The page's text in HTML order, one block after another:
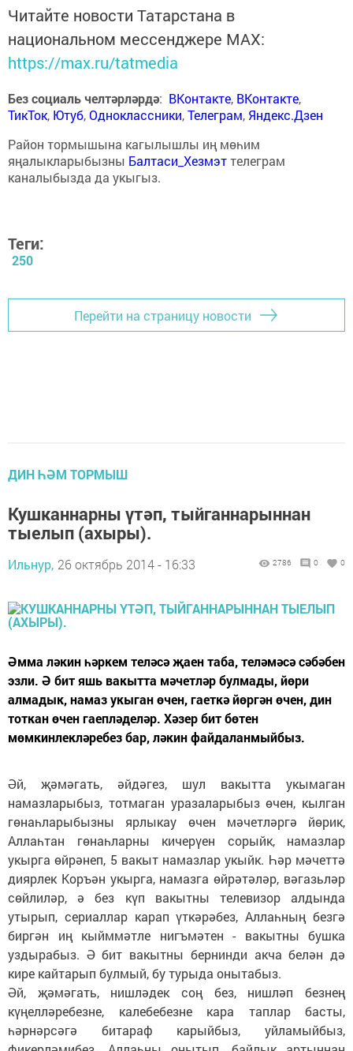
Читайте новости Татарстана в
национальном мессенджере MАХ:
https://max.ru/tatmedia
Без социаль челтәрләрдә: ВКонтакте, ВКонтакте,
ТикТок, Ютуб,Одноклассники,Телеграм, Яндекс.Дзен
Район тормышына кагылышлы иң мөһим
яңалыкларыбызны Балтаси_Хезмэттелеграм
каналыбызда да укыгыз.
Теги:
250
Перейти на страницу новости
ДИН ҺӘМ ТОРМЫШ
Кушканнарны үтәп, тыйганнарыннан
тыелып (ахыры).
Ильнур, 26 октябрь 2014 - 16:33 2786 0 0
Әмма ләкин һәркем теләсә җаен таба, теләмәсә сәбәбен
эзли. Ә бит яшь вакытта мәчетләр булмады, йөри
алмадык, намаз укыган өчен, гаеткә йөргән өчен, дин
тоткан өчен гаепләделәр. Хәзер бит бөтен
мөмкинлекләребез бар, ләкин файдаланмыйбыз.
Әй, җәмәгать, әйдәгез, шул вакытта укымаган
намазларыбыз, тотмаган уразаларыбыз өчен, кылган
гөнаһларыбызны ярлыкау өчен мәчетләргә йөрик,
Аллаһтан гөнаһларны кичерүен сорыйк, намазлар
укырга өйрәнеп, 5 вакыт намазлар укыйк. Һәр мәчеттә
диярлек Коръән укырга, намазга өйрәтәләр, вәгазьләр
сөйлиләр, ә без күп вакытны телевизор алдында
утырып, сериаллар карап үткәрәбез, Аллаһның безгә
биргән иң кыйммәтле нигъмәтен - вакытны бушка
уздырабыз. Ә бит вакытны бернинди акча белән дә
кире кайтарып булмый, бу турыда онытабыз.
Әй, җәмәгать, нишләдек соң без, нишләп безнең
күңелләребезне, калебебезне кара таплар басты,
һәрнәрсәгә битараф карыйбыз, уйламыйбыз,